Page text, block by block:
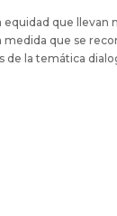
equidad que llevan
medida que se
de la temática